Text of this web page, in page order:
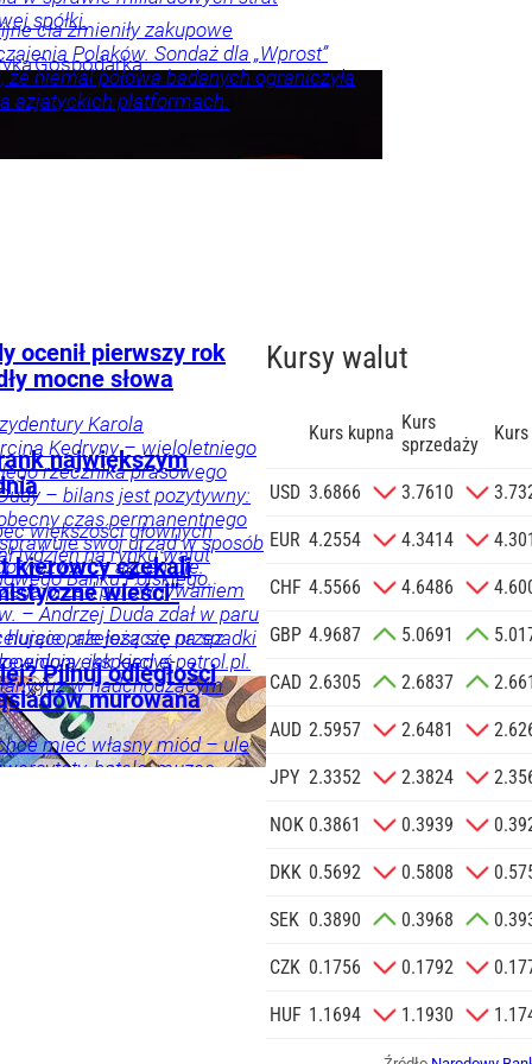
spółki.
Gospodarka
cła zmieniły zakupowe
Polaków. Sondaż dla „Wprost”
że niemal połowa badanych ograniczyła
azjatyckich platformach.
na
na podany
o.o. w imieniu
zlecenie jej
SIĘ
ocenił pierwszy rok
mocne słowa
Karola
Kędryny – wieloletniego
rzecznika prasowego
– bilans jest pozytywny:
czas permanentnego
swój urząd w sposób
wyzwań – akcentuje.
przed porównywaniem
– Andrzej Duda zdał w paru
ale jeszcze przez
jak kiedyś
a po latach się to zmieniło
Andrzeja Dudy.
największym
większości głównych
tydzień na rynku walut
Banku Polskiego.
kierowcy czekali
wieści”
przełożą się na spadki
eksperci e-petrol.pl.
już w nadchodzącym
Pilnuj odległości
murowana
mieć własny miód – ule
hotele, muzea,
Kursy walut
Kurs kupna Kurs
sprzedaży
USD 3.6866 3.7610
EUR 4.2554 4.3414
CHF 4.5566 4.6486
GBP 4.9687 5.0691
CAD 2.6305 2.6837
AUD 2.5957 2.6481
JPY 2.3352 2.3824
NOK 0.3861 0.3939
DKK 0.5692 0.5808
SEK 0.3890 0.3968
CZK 0.1756 0.1792
HUF 1.1694 1.1930